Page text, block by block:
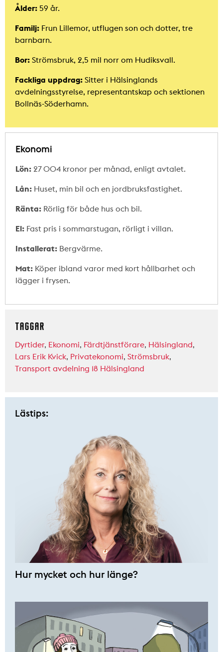
Ålder: 59 år.
Familj: Frun Lillemor, utflugen son och dotter, tre
barnbarn.
Bor: Strömsbruk, 2,5 mil norr om Hudiksvall.
Fackliga uppdrag: Sitter i Hälsinglands
avdelningsstyrelse, representantskap och sektionen
Bollnäs-Söderhamn.
Ekonomi
Lön: 27 004 kronor per månad, enligt avtalet.
Lån: Huset, min bil och en jordbruksfastighet.
Ränta: Rörlig för både hus och bil.
El: Fast pris i sommarstugan, rörligt i villan.
Installerat: Bergvärme.
Mat: Köper ibland varor med kort hållbarhet och
lägger i frysen.
TAGGAR
Dyrtider, Ekonomi, Färdtjänstförare, Hälsingland,
Lars Erik Kvick, Privatekonomi, Strömsbruk,
Transport avdelning 18 Hälsingland
Lästips:
Hur mycket och hur länge?